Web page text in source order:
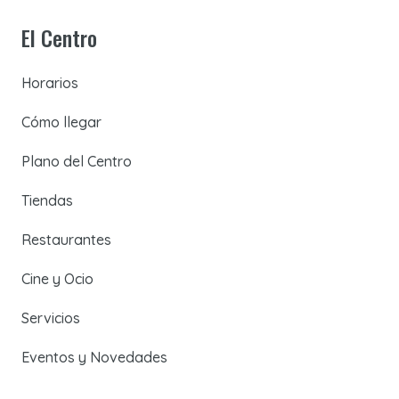
El Centro
Horarios
Cómo llegar
Plano del Centro
Tiendas
Restaurantes
Cine y Ocio
Servicios
Eventos y Novedades